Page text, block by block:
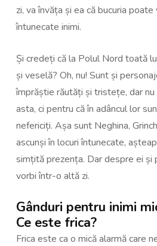
zi, va învăța și ea că bucuria
întunecate inimi.
Și credeți că la Polul Nord toată
și veselă? Oh, nu! Sunt și
împrăștie răutăți și tristețe, dar
asta, ci pentru că în adâncul lor
nefericiți. Așa sunt Neghina,
ascunși în locuri întunecate,
simțită prezența. Dar despre ei și
vorbi într-o altă zi.
Gânduri pentru inimi
Ce este frica?
Frica este ca o mică alarmă care